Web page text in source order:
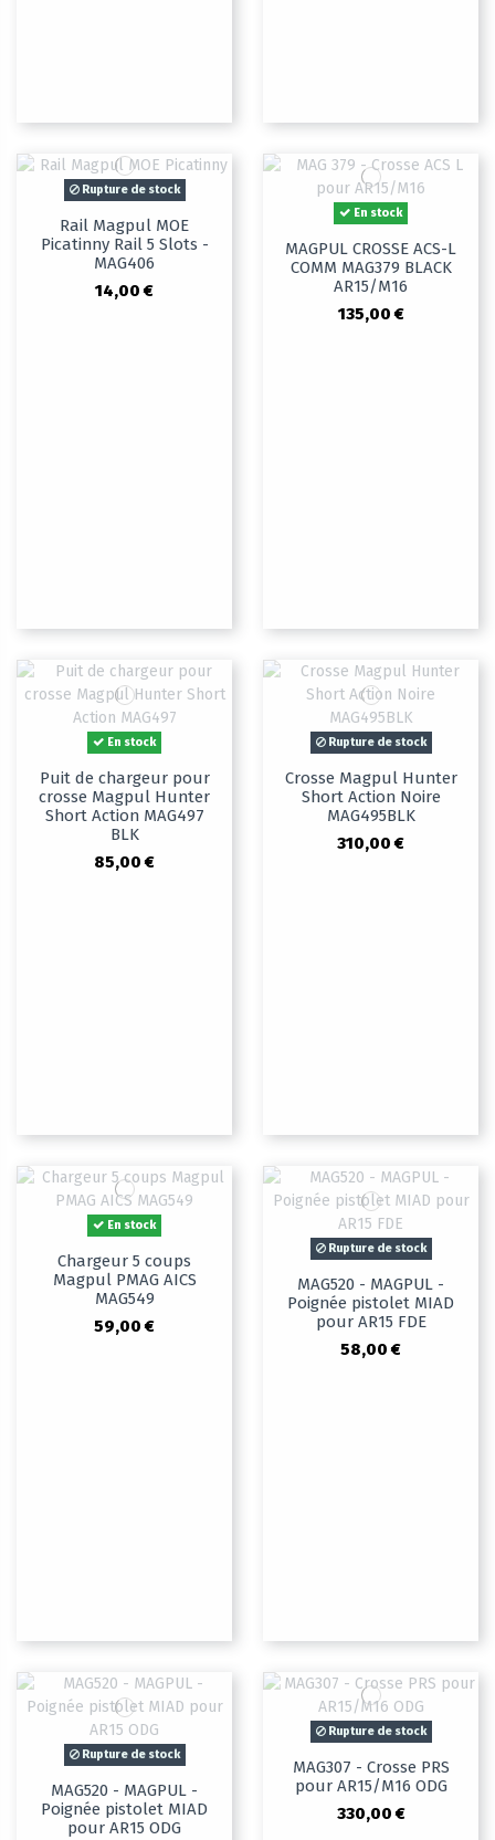
Rupture de stock
Rail Magpul MOE
Picatinny Rail 5 Slots -
MAG406
14,00 €
En stock
MAGPUL CROSSE ACS-L
COMM MAG379 BLACK
AR15/M16
135,00 €
En stock
Puit de chargeur pour
crosse Magpul Hunter
Short Action MAG497
BLK
85,00 €
Rupture de stock
Crosse Magpul Hunter
Short Action Noire
MAG495BLK
310,00 €
En stock
Chargeur 5 coups
Magpul PMAG AICS
MAG549
59,00 €
Rupture de stock
MAG520 - MAGPUL -
Poignée pistolet MIAD
pour AR15 FDE
58,00 €
Rupture de stock
MAG520 - MAGPUL -
Poignée pistolet MIAD
pour AR15 ODG
Rupture de stock
MAG307 - Crosse PRS
pour AR15/M16 ODG
330,00 €